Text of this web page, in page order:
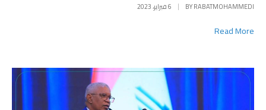
BYRABATMOHAMMEDI 6 فبراير، 2023
Read More